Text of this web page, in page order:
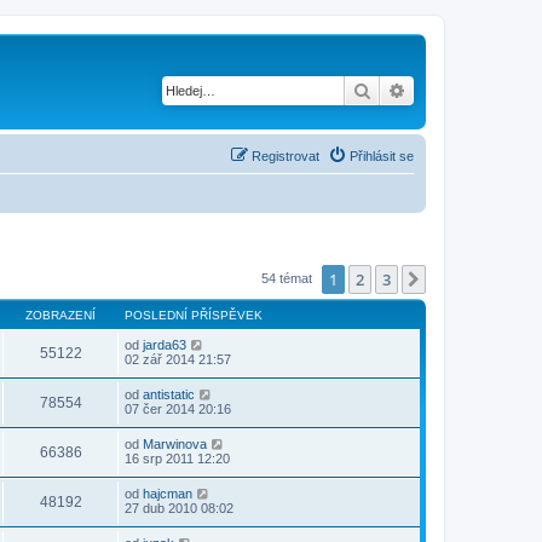
Hledat
Přihlásit se
Registrovat
54 témat 1 2 3
ZOBRAZENÍ POSLEDNÍ PŘÍSPĚVEK
55122 od jarda63
02 zář 2014 21:57
78554 od antistatic
07 čer 2014 20:16
66386 od Marwinova
16 srp 2011 12:20
48192 od hajcman
27 dub 2010 08:02